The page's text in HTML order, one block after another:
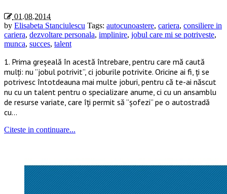
01.08.2014
by Elisabeta Stanciulescu Tags: autocunoastere, cariera, consiliere in
cariera, dezvoltare personala, implinire, jobul care mi se potriveste,
munca, succes, talent
1. Prima greșeală în acestă întrebare, pentru care mă caută
mulți: nu ”jobul potrivit”, ci joburile potrivite. Oricine ai fi, ți se
potrivesc întotdeauna mai multe joburi, pentru că te-ai născut
nu cu un talent pentru o specializare anume, ci cu un ansamblu
de resurse variate, care îți permit să ”șofezi” pe o autostradă
cu…
Citeste in continuare...